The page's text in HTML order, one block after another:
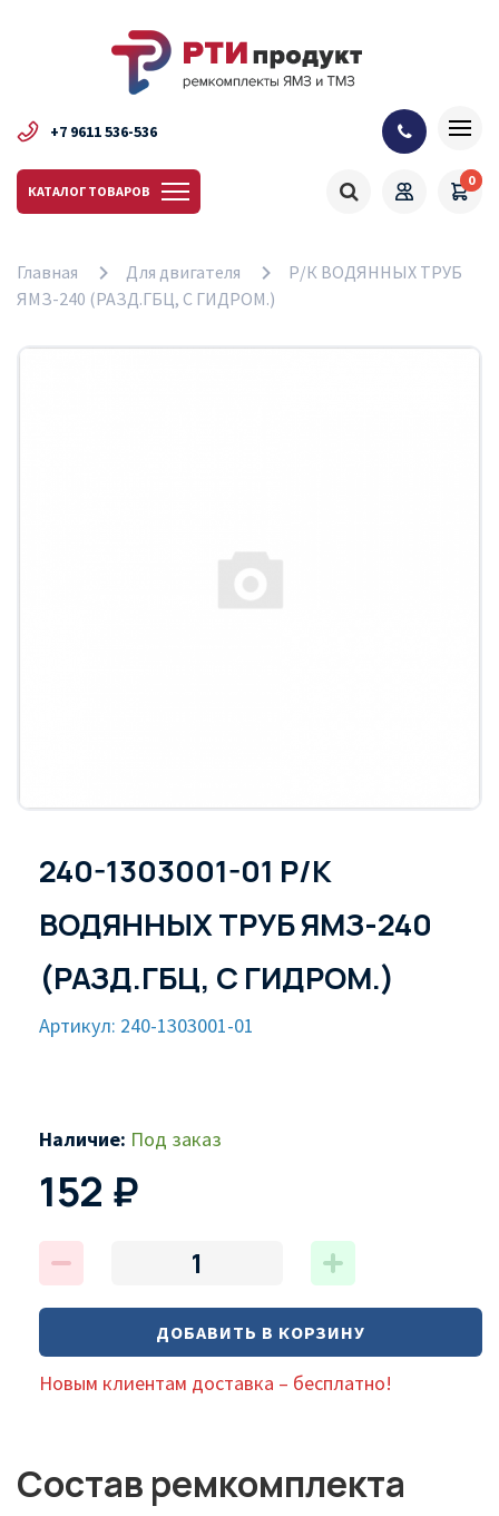
+7 9611 536-536
КАТАЛОГ ТОВАРОВ
0
Главная Для двигателя
Р/К ВОДЯННЫХ ТРУБ
ЯМЗ-240 (РАЗД.ГБЦ, С ГИДРОМ.)
240-1303001-01 Р/К
ВОДЯННЫХ ТРУБ ЯМЗ-240
(РАЗД.ГБЦ, С ГИДРОМ.)
Артикул: 240-1303001-01
Наличие: Под заказ
152 ₽
ДОБАВИТЬ В КОРЗИНУ
Новым клиентам доставка – бесплатно!
Состав ремкомплекта